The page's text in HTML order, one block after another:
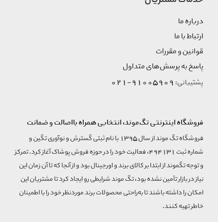
درباره ما
ارتباط با ما
قوانین و مقررات
پاسخ به پرسش‌های متداول
پشتیبانی: 91005909-021
فروشگاه اینترنتی تگ‌موند، انتخابی همراه بااصالت و ضمانت
فروشگاه تگ موند از سال 1395 با نام ثبتی گسترش و نوآوری تگین و
شماره ثبت 494131، فعالیت خود را در حوزه فروش پوشاک آغاز کرد. تمرکز
و توجه تگموند از ابتدا بر کالای برند و اورجینال بود و از آنجا که تا آن زمان این
نیاز در بازار تأمین نشده بود، تگ موند شرایطی رو ایجاد کرد تا مشتریان این
امکان را داشته باشند تا به‌راحتی محصولات برند مورد‌نظر خود را با اطمینان
خاطر تهیه کنند.